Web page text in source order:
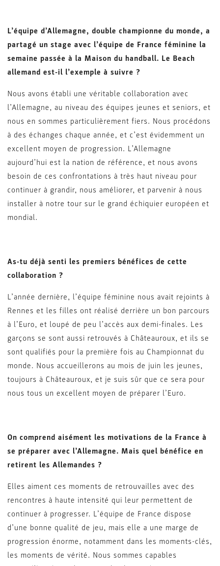
L’équipe d’Allemagne, double championne du monde, a
partagé un stage avec l’équipe de France féminine la
semaine passée à la Maison du handball. Le Beach
allemand est-il l’exemple à suivre ?
Nous avons établi une véritable collaboration avec
l’Allemagne, au niveau des équipes jeunes et seniors, et
nous en sommes particulièrement fiers. Nous procédons
à des échanges chaque année, et c’est évidemment un
excellent moyen de progression. L’Allemagne
aujourd’hui est la nation de référence, et nous avons
besoin de ces confrontations à très haut niveau pour
continuer à grandir, nous améliorer, et parvenir à nous
installer à notre tour sur le grand échiquier européen et
mondial.
As-tu déjà senti les premiers bénéfices de cette
collaboration ?
L’année dernière, l’équipe féminine nous avait rejoints à
Rennes et les filles ont réalisé derrière un bon parcours
à l’Euro, et loupé de peu l’accès aux demi-finales. Les
garçons se sont aussi retrouvés à Châteauroux, et ils se
sont qualifiés pour la première fois au Championnat du
monde. Nous accueillerons au mois de juin les jeunes,
toujours à Châteauroux, et je suis sûr que ce sera pour
nous tous un excellent moyen de préparer l’Euro.
On comprend aisément les motivations de la France à
se préparer avec l’Allemagne. Mais quel bénéfice en
retirent les Allemandes ?
Elles aiment ces moments de retrouvailles avec des
rencontres à haute intensité qui leur permettent de
continuer à progresser. L’équipe de France dispose
d’une bonne qualité de jeu, mais elle a une marge de
progression énorme, notamment dans les moments-clés,
les moments de vérité. Nous sommes capables